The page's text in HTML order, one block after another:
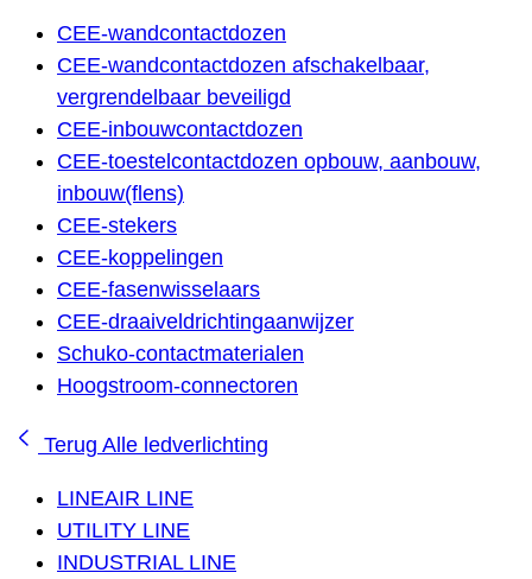
CEE-wandcontactdozen
CEE-wandcontactdozen afschakelbaar,
vergrendelbaar beveiligd
CEE-inbouwcontactdozen
CEE-toestelcontactdozen opbouw, aanbouw,
inbouw(flens)
CEE-stekers
CEE-koppelingen
CEE-fasenwisselaars
CEE-draaiveldrichtingaanwijzer
Schuko-contactmaterialen
Hoogstroom-connectoren
Terug Alle ledverlichting
LINEAIR LINE
UTILITY LINE
INDUSTRIAL LINE